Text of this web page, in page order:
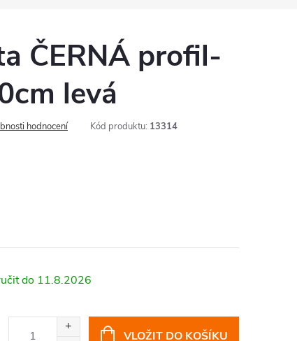
ČERNÁ profil-
levá
hodnocení Kód produktu: 13314
11.8.2026
VLOŽIT DO KOŠÍKU